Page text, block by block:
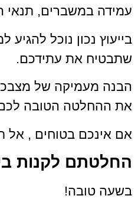
עמידה במשברים, תנאי
בייעוץ נכון נוכל
שתבטיח את עתידכם.
הבנה מעמיקה של
את ההחלטה הטובה לכם,
אם אינכם בטוחים , אל
החלטתם לקנות
בשעה טובה!